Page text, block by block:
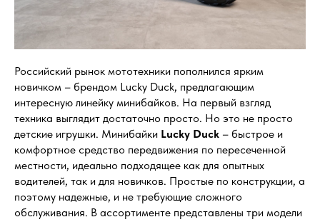
Российский рынок мототехники пополнился ярким
новичком – брендом Lucky Duck, предлагающим
интересную линейку минибайков. На первый взгляд
техника выглядит достаточно просто. Но это не просто
детские игрушки. Минибайки Lucky Duck – быстрое и
комфортное средство передвижения по пересеченной
местности, идеально подходящее как для опытных
водителей, так и для новичков. Простые по конструкции, а
поэтому надежные, и не требующие сложного
обслуживания. В ассортименте представлены три модели